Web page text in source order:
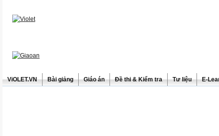
ViOLET.VN Bài giảng Giáo án Đề thi & Kiểm tra Tư liệu E-